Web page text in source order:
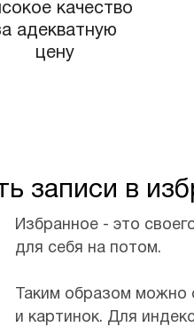
качество
адекватную
цену
записи в
Избранное - это
для себя на потом.
Таким образом можно
и картинок. Для